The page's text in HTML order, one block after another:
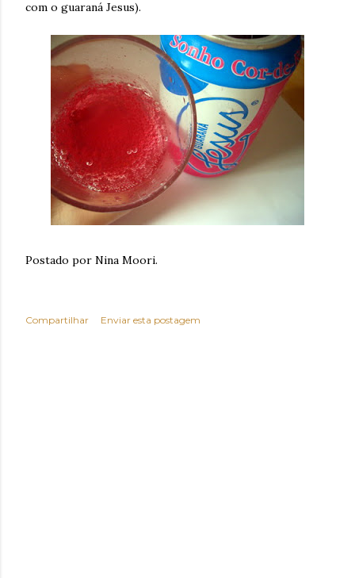
com o guaraná Jesus).
Postado por Nina Moori.
Compartilhar Enviar esta postagem